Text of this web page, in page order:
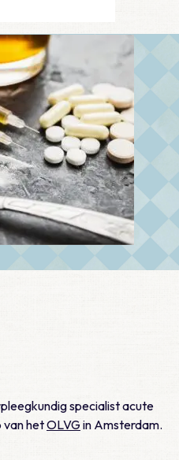
specialist acute
van hetOLVGin Amsterdam.